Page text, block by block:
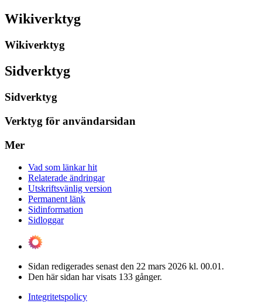
Wikiverktyg
Wikiverktyg
Sidverktyg
Sidverktyg
Verktyg för användarsidan
Mer
Vad som länkar hit
Relaterade ändringar
Utskriftsvänlig version
Permanent länk
Sidinformation
Sidloggar
Sidan redigerades senast den 22 mars 2026 kl. 00.01.
Den här sidan har visats 133 gånger.
Integritetspolicy